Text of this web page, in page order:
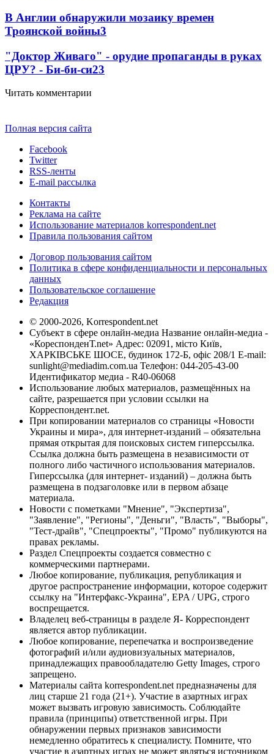
В Англии обнаружили мозаику времен
Троянской войны3
"Доктор Живаго" - орудие пропаганды в руках
ЦРУ? - Би-би-си23
Читать комментарии
Полная версия сайта
Facebook
Twitter
RSS-ленты
E-mail рассылка
Контакты
Реклама на сайте
Использование материалов korrespondent.net
Правила пользования сайтом
Договор пользования сайтом
Политика в сфере конфиденциальности и персональных
данных
Пользовательское соглашение
Редакция
© 2000-2026, Korrespondent.net
Субъект в сфере онлайн-медиа Название онлайн-медиа -
«КореспонденТ.net» Адрес: 02091, місто Київ,
ХАРКІВСЬКЕ ШОСЕ, будинок 172-Б, офіс 208/1 E-mail:
sunlight@mediadim.com.ua Телефон: 044-205-43-00
Идентификатор медиа - R40-06068
Использование любых материалов, размещённых на
сайте, разрешается при условии ссылки на
Корреспондент.net.
При копировании материалов со страницы «Новости
Украины и мира», для интернет-изданий – обязательна
прямая открытая для поисковых систем гиперссылка.
Ссылка должна быть размещена в независимости от
полного либо частичного использования материалов.
Гиперссылка (для интернет- изданий) – должна быть
размещена в подзаголовке или в первом абзаце
материала.
Новости с пометками "Мнение", "Экспертиза",
"Заявление", "Регионы", "Деньги", "Власть", "Выборы",
"Тест-драйв", "Спецпроекты", "Промо" публикуются на
правах рекламы.
Раздел Спецпроекты создается совместно с
коммерческими партнерами.
Любое копирование, публикация, републикация и
другое распространение информации, которое содержит
ссылку на "Интерфакс-Украина", EPA / UPG, строго
воспрещается.
Владелец веб-страницы в разделе Я- Корреспондент
является автор публикации.
Любое копирование, перепечатка и воспроизведение
фотографий и/или аудиовизуальных материалов,
принадлежащих правообладателю Getty Images, строго
запрещено.
Материалы сайта korrespondent.net предназначены для
лиц старше 21 года (21+). Участие в азартных играх
может вызвать игровую зависимость. Соблюдайте
правила (принципы) ответственной игры. При
обнаружении первых признаков зависимости
немедленно обратитесь к специалисту. Помните, что
участие в азартных играх не может являться источником